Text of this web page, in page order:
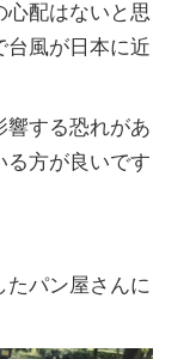
心配はないと思
台風が日本に近
響する恐れがあ
る方が良いです
たパン屋さんに